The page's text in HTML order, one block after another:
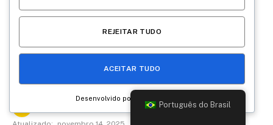
Espetáculo ’60 Dias de
Neblina’ retorna ao Rio em
nova temporada para mães
de primeira viagem!
dezembro 31, 2023Português do Brasil
REJEITAR TUDO
ACEITAR TUDO
Desenvolvido por